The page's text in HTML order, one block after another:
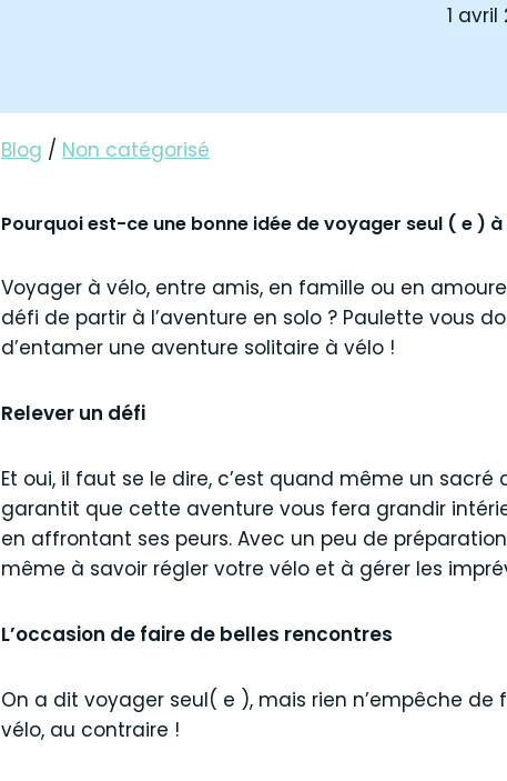
1 avril
Blog / Non catégorisé
Pourquoi est-ce une bonne idée de voyager seul ( e ) à
Voyager à vélo, entre amis, en famille ou en
défi de partir à l’aventure en solo ? Paulette vous
d’entamer une aventure solitaire à vélo !
Relever un défi
Et oui, il faut se le dire, c’est quand même un
garantit que cette aventure vous fera grandir
en affrontant ses peurs. Avec un peu de
même à savoir régler votre vélo et à gérer les
L’occasion de faire de belles rencontres
On a dit voyager seul( e ), mais rien n’empêche
vélo, au contraire !